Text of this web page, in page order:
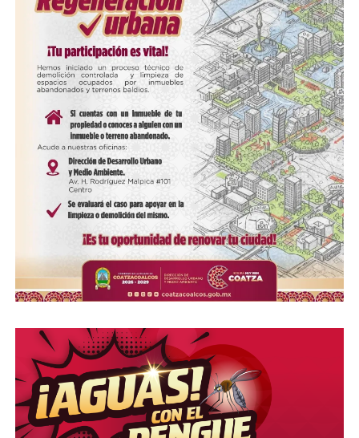
Loading…
COMPARTE ESTA INFORMACIÓN